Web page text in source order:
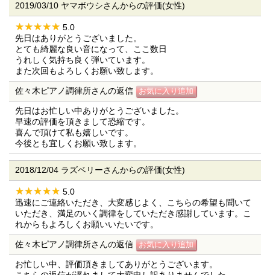
2019/03/10 ヤマボウシさんからの評価(女性)
5.0
先日はありがとうございました。
とても綺麗な良い音になって、ここ数日
うれしく気持ち良く弾いています。
また次回もよろしくお願い致します。
佐々木ピアノ調律所さんの返信
先日はお忙しい中ありがとうございました。
早速の評価を頂きまして恐縮です。
喜んで頂けて私も嬉しいです。
今後とも宜しくお願い致します。
2018/12/04 ラズベリーさんからの評価(女性)
5.0
迅速にご連絡いただき、大変感じよく、こちらの希望も聞いて
いただき、満足のいく調律をしていただき感謝しています。こ
れからもよろしくお願いいたいです。
佐々木ピアノ調律所さんの返信
お忙しい中、評価頂きましてありがとうございます。